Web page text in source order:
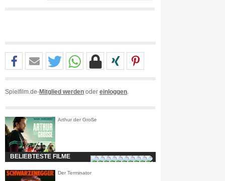
Spielfilm.de-Mitglied werden oder einloggen
Arthur der Große
BELIEBTESTE FILME
Der Terminator